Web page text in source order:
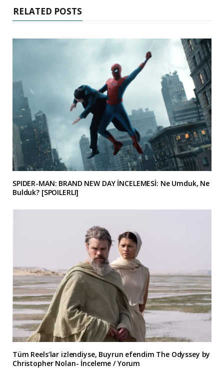
RELATED POSTS
SPIDER-MAN: BRAND NEW DAY İNCELEMESİ: Ne Umduk, Ne
Bulduk? [SPOILERLI]
Tüm Reels’lar izlendiyse, Buyrun efendim The Odyssey by
Christopher Nolan- İnceleme / Yorum